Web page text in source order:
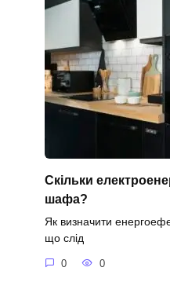
Скільки
шафа?
Як визначити
що слід
0 0